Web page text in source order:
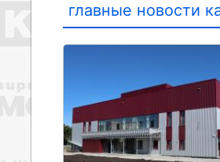
главные новости